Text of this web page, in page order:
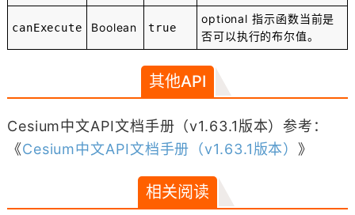
canExecute Boolean true
optional 指示函数当前是
否可以执行的布尔值。
其他API
Cesium中文API文档手册（v1.63.1版本）参考：
《Cesium中文API文档手册（v1.63.1版本） 》
相关阅读